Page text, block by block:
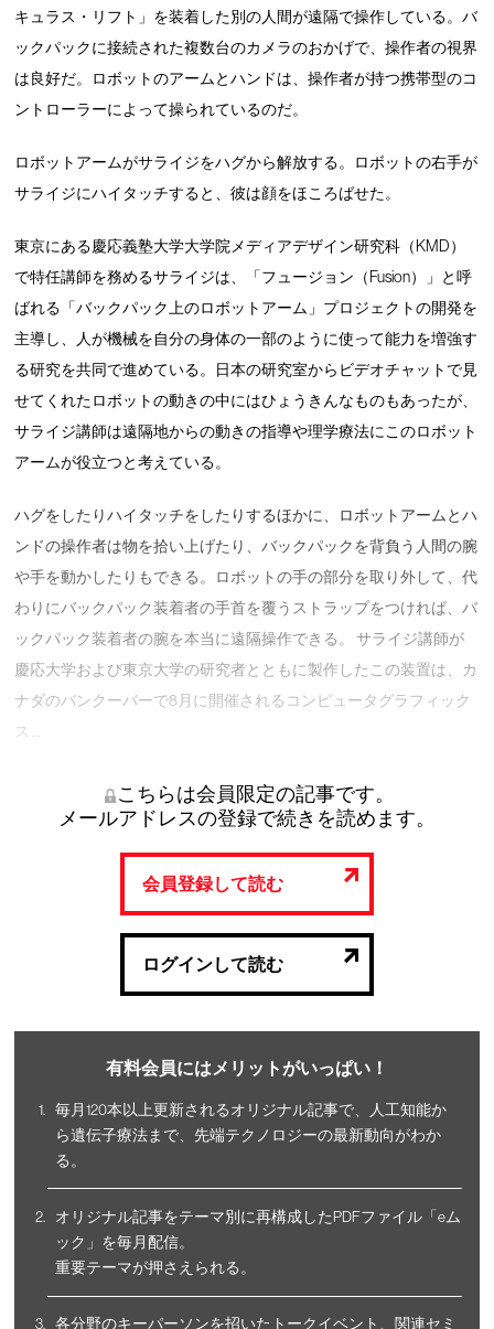
キュラス・リフト」を装着した別の人間が遠隔で操作している。バ
ックパックに接続された複数台のカメラのおかげで、操作者の視界
は良好だ。ロボットのアームとハンドは、操作者が持つ携帯型のコ
ントローラーによって操られているのだ。
ロボットアームがサライジをハグから解放する。ロボットの右手が
サライジにハイタッチすると、彼は顔をほころばせた。
東京にある慶応義塾大学大学院メディアデザイン研究科（KMD）
で特任講師を務めるサライジは、「フュージョン（Fusion）」と呼
ばれる「バックパック上のロボットアーム」プロジェクトの開発を
主導し、人が機械を自分の身体の一部のように使って能力を増強す
る研究を共同で進めている。日本の研究室からビデオチャットで見
せてくれたロボットの動きの中にはひょうきんなものもあったが、
サライジ講師は遠隔地からの動きの指導や理学療法にこのロボット
アームが役立つと考えている。
ハグをしたりハイタッチをしたりするほかに、ロボットアームとハ
ンドの操作者は物を拾い上げたり、バックパックを背負う人間の腕
や手を動かしたりもできる。ロボットの手の部分を取り外して、代
わりにバックパック装着者の手首を覆うストラップをつければ、バ
ックパック装着者の腕を本当に遠隔操作できる。 サライジ講師が
慶応大学および東京大学の研究者とともに製作したこの装置は、カ
ナダのバンクーバーで8月に開催されるコンピュータグラフィック
ス …
こちらは会員限定の記事です。
メールアドレスの登録で続きを読めます。
会員登録して読む
ログインして読む
有料会員にはメリットがいっぱい！
毎月120本以上更新されるオリジナル記事で、人工知能か
ら遺伝子療法まで、先端テクノロジーの最新動向がわか
る。
オリジナル記事をテーマ別に再構成したPDFファイル「eム
ック」を毎月配信。
重要テーマが押さえられる。
各分野のキーパーソンを招いたトークイベント、関連セミ